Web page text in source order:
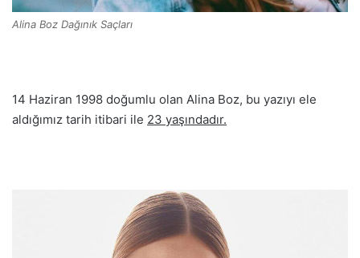
Alina Boz Dağınık Saçları
14 Haziran 1998 doğumlu olan Alina Boz, bu yazıyı ele
aldığımız tarih itibari ile 23 yaşındadır.